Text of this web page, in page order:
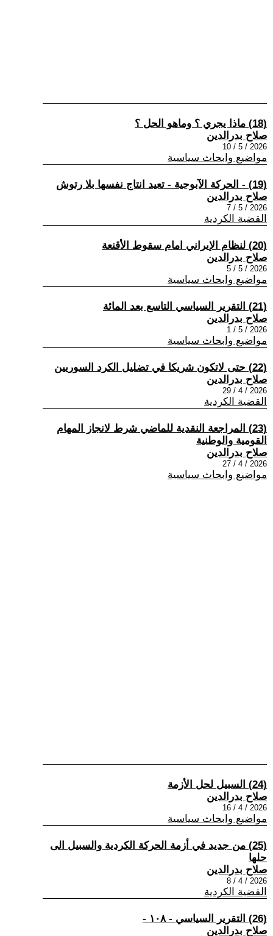
(18) ماذا يجري ؟ وماهو الحل ؟
صلاح بدرالدين
2026 / 5 / 10
مواضيع وابحاث سياسية
(19) - الحركة الآبوجية - تعيد انتاج نفسها بلا رتوش
صلاح بدرالدين
2026 / 5 / 7
القضية الكردية
(20) لنظام الإيراني امام سقوط الأقنعة
صلاح بدرالدين
2026 / 5 / 5
مواضيع وابحاث سياسية
(21) التقرير السياسي التاسع بعد المائة
صلاح بدرالدين
2026 / 5 / 1
مواضيع وابحاث سياسية
(22) حتى لاتكون شريكا في تضليل الكرد السوريين
صلاح بدرالدين
2026 / 4 / 29
القضية الكردية
(23) المراجعة النقدية للماضي شرط لانجاز المهام
القومية والوطنية
صلاح بدرالدين
2026 / 4 / 27
مواضيع وابحاث سياسية
(24) السبيل لحل الأزمة
صلاح بدرالدين
2026 / 4 / 16
مواضيع وابحاث سياسية
(25) من جديد في أزمة الحركة الكردية والسبيل الى
حلها
صلاح بدرالدين
2026 / 4 / 8
القضية الكردية
(26) التقرير السياسي - ١٠٨ -
صلاح بدرالدين